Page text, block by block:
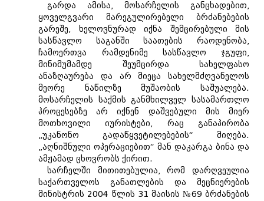
გარდა ამისა, მოსარჩელის განცხადებით,
ყოველგვარი მარეგულირებელი ბრძანებების
გარეშე, ხელოვნურად იქნა შემცირებული მის
სასწავლო საგანში საათების რაოდენობა,
ჩამოერთვა რამდენიმე სასწავლო ჯგუფი,
მინიმუმამდე შეუმცირდა სახელფასო
ანაზღაურება და არ მიეცა სახელმძღვანელოს
მეორე ნაწილზე მუშაობის საშუალება.
მოსარჩელის საქმის განმხილველ სასამართლო
პროცესებზე არ იქნენ დაშვებული მის მიერ
მოთხოვილი იურისტები, რაც განაპირობა
„უკანონო გადაწყვეტილებების“ მიღება.
„აღნიშნული ოპერაციებით“ მან დაკარგა ბინა და
ამჟამად ცხოვრობს ქირით.
სარჩელში მითითებულია, რომ დარღვეულია
საქართველოს განათლების და მეცნიერების
მინისტრის 2004 წლის 31 მაისის №69 ბრძანების